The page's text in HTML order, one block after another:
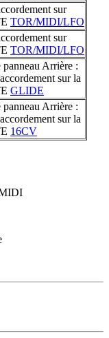
sur
TOR/MIDI/LFO
sur
TOR/MIDI/LFO
panneau Arrière :
sur la
GLIDE
panneau Arrière :
sur la
16CV